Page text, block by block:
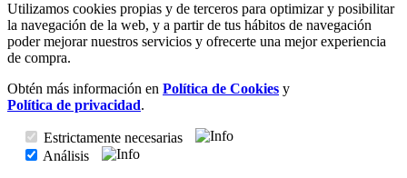
Utilizamos cookies propias y de terceros para optimizar y posibilitar
la navegación de la web, y a partir de tus hábitos de navegación
poder mejorar nuestros servicios y ofrecerte una mejor experiencia
de compra.
Obtén más información en Política de Cookies y
Política de privacidad.
Estrictamente necesarias
Análisis